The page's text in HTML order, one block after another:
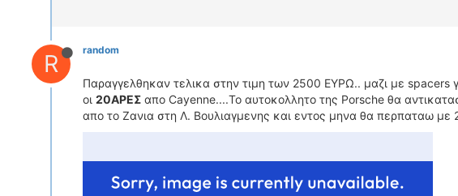
R random
Παραγγελθηκαν τελικα στην τιμη των 2500 ΕΥΡΩ.. μαζι με spacers
οι 20ΑΡΕΣ απο Cayenne....To αυτοκολλητο της Porsche θα
απο το Ζανια στη Λ. Βουλιαγμενης και εντος μηνα θα περπαταω με